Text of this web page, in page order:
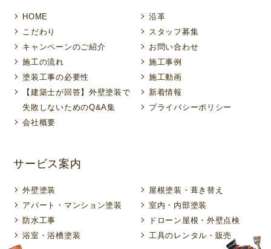
HOME
こだわり
キャンペーンのご紹介
施工の流れ
塗装工事の必要性
【建築士が回答】外壁塗装で
失敗しないためのQ&A集
会社概要
沿革
スタッフ募集
お問い合わせ
施工事例
施工動画
新着情報
プライバシーポリシー
サービス案内
外壁塗装
アパート・マンション塗装
防水工事
浴室・浴槽塗装
屋根塗装・葺き替え
室内・内部塗装
ドローン屋根・外壁点検
工具のレンタル・販売